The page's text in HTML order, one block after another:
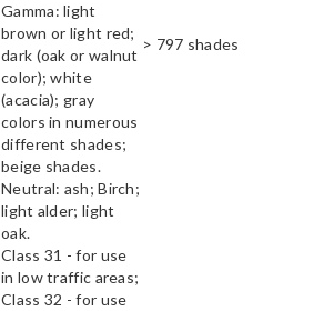
Gamma: light
brown or light red;
dark (oak or walnut
color); white
(acacia); gray
colors in numerous
different shades;
beige shades.
Neutral: ash; Birch;
light alder; light
oak.
> 797 shades
Class 31 - for use
in low traffic areas;
Class 32 - for use